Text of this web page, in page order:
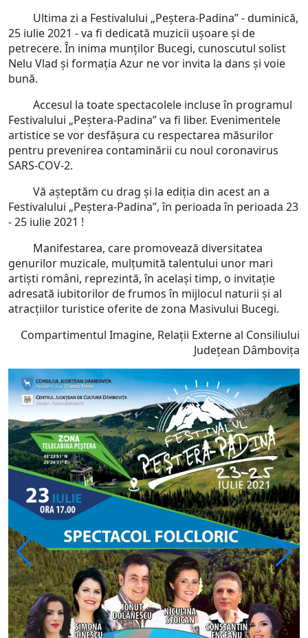
Ultima zi a Festivalului „Peștera-Padina” - duminică,
25 iulie 2021 - va fi dedicată muzicii ușoare și de
petrecere. În inima munților Bucegi, cunoscutul solist
Nelu Vlad și formația Azur ne vor invita la dans și voie
bună.
Accesul la toate spectacolele incluse în programul
Festivalului „Peștera-Padina” va fi liber. Evenimentele
artistice se vor desfășura cu respectarea măsurilor
pentru prevenirea contaminării cu noul coronavirus
SARS-COV-2.
Vă așteptăm cu drag și la ediția din acest an a
Festivalului „Peștera-Padina”, în perioada în perioada 23
- 25 iulie 2021 !
Manifestarea, care promovează diversitatea
genurilor muzicale, mulțumită talentului unor mari
artiști români, reprezintă, în același timp, o invitație
adresată iubitorilor de frumos în mijlocul naturii și al
atracțiilor turistice oferite de zona Masivului Bucegi.
Compartimentul Imagine, Relații Externe al Consiliului
Județean Dâmbovița